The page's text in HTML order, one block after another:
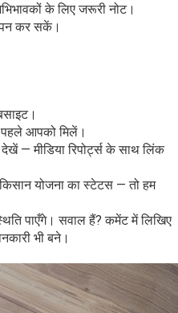
के लिए जरूरी नोट।
कर सकें।
पहले आपको मिलें।
— मीडिया रिपोर्ट्स के साथ लिंक
योजना का स्टेटस — तो हम
पाएँगे। सवाल हैं? कमेंट में लिखिए
भी बने।